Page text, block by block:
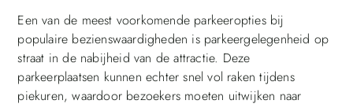
Een van de meest voorkomende parkeeropties bij
populaire bezienswaardigheden is parkeergelegenheid op
straat in de nabijheid van de attractie. Deze
parkeerplaatsen kunnen echter snel vol raken tijdens
piekuren, waardoor bezoekers moeten uitwijken naar